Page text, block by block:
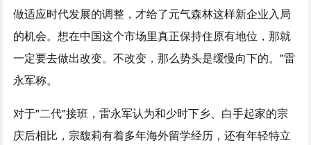
做适应时代发展的调整，才给了元气森林这样新企业入局
的机会。想在中国这个市场里真正保持住原有地位，那就
一定要去做出改变。不改变，那么势头是缓慢向下的。"雷
永军称。
对于"二代"接班，雷永军认为和少时下乡、白手起家的宗
庆后相比，宗馥莉有着多年海外留学经历，还有年轻特立